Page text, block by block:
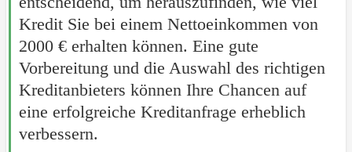
Kredit Sie bei einem Nettoeinkommen von
2000 € erhalten können. Eine gute
Vorbereitung und die Auswahl des richtigen
Kreditanbieters können Ihre Chancen auf
eine erfolgreiche Kreditanfrage erheblich
verbessern.